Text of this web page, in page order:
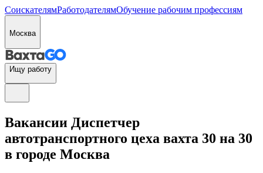
СоискателямРаботодателямОбучение рабочим профессиям
Москва
Ищу работу
Вакансии Диспетчер
автотранспортного цеха вахта 30 на 30
в городе Москва